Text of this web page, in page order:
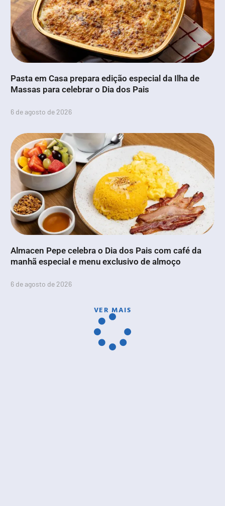
Pasta em Casa prepara edição especial da Ilha de
Massas para celebrar o Dia dos Pais
6 de agosto de 2026
Almacen Pepe celebra o Dia dos Pais com café da
manhã especial e menu exclusivo de almoço
6 de agosto de 2026
VER MAIS